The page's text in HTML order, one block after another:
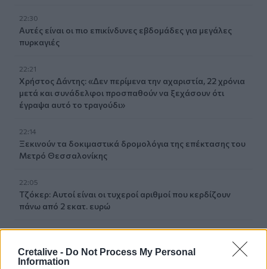
Cretalive - Do Not Process My Personal
Information
22:30
Αυτές είναι οι πιο επικίνδυνες εβδομάδες για μεγάλες
πυρκαγιές
22:21
Χρήστος Δάντης: «Δεν περίμενα την αχαριστία, 22 χρόνια
μετά και συνάδελφοι προσπαθούν να ξεχάσουν ότι
έγραψα αυτό το τραγούδι»
22:14
Ξεκινούν τα δοκιμαστικά δρομολόγια της επέκτασης του
Μετρό Θεσσαλονίκης
22:05
Τζόκερ: Αυτοί είναι οι τυχεροί αριθμοί που κερδίζουν
πάνω από 2 εκατ. ευρώ
21:56
Δαμασκό – Τουλάχιστον 2 νεκροί και 13 τραυματίες